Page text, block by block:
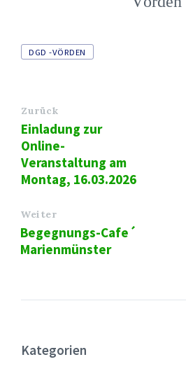
Tags
DGD -VÖRDEN
Zurück
Einladung zur
Online-
Veranstaltung am
Montag, 16.03.2026
Weiter
Begegnungs-Cafe´
Marienmünster
Kategorien